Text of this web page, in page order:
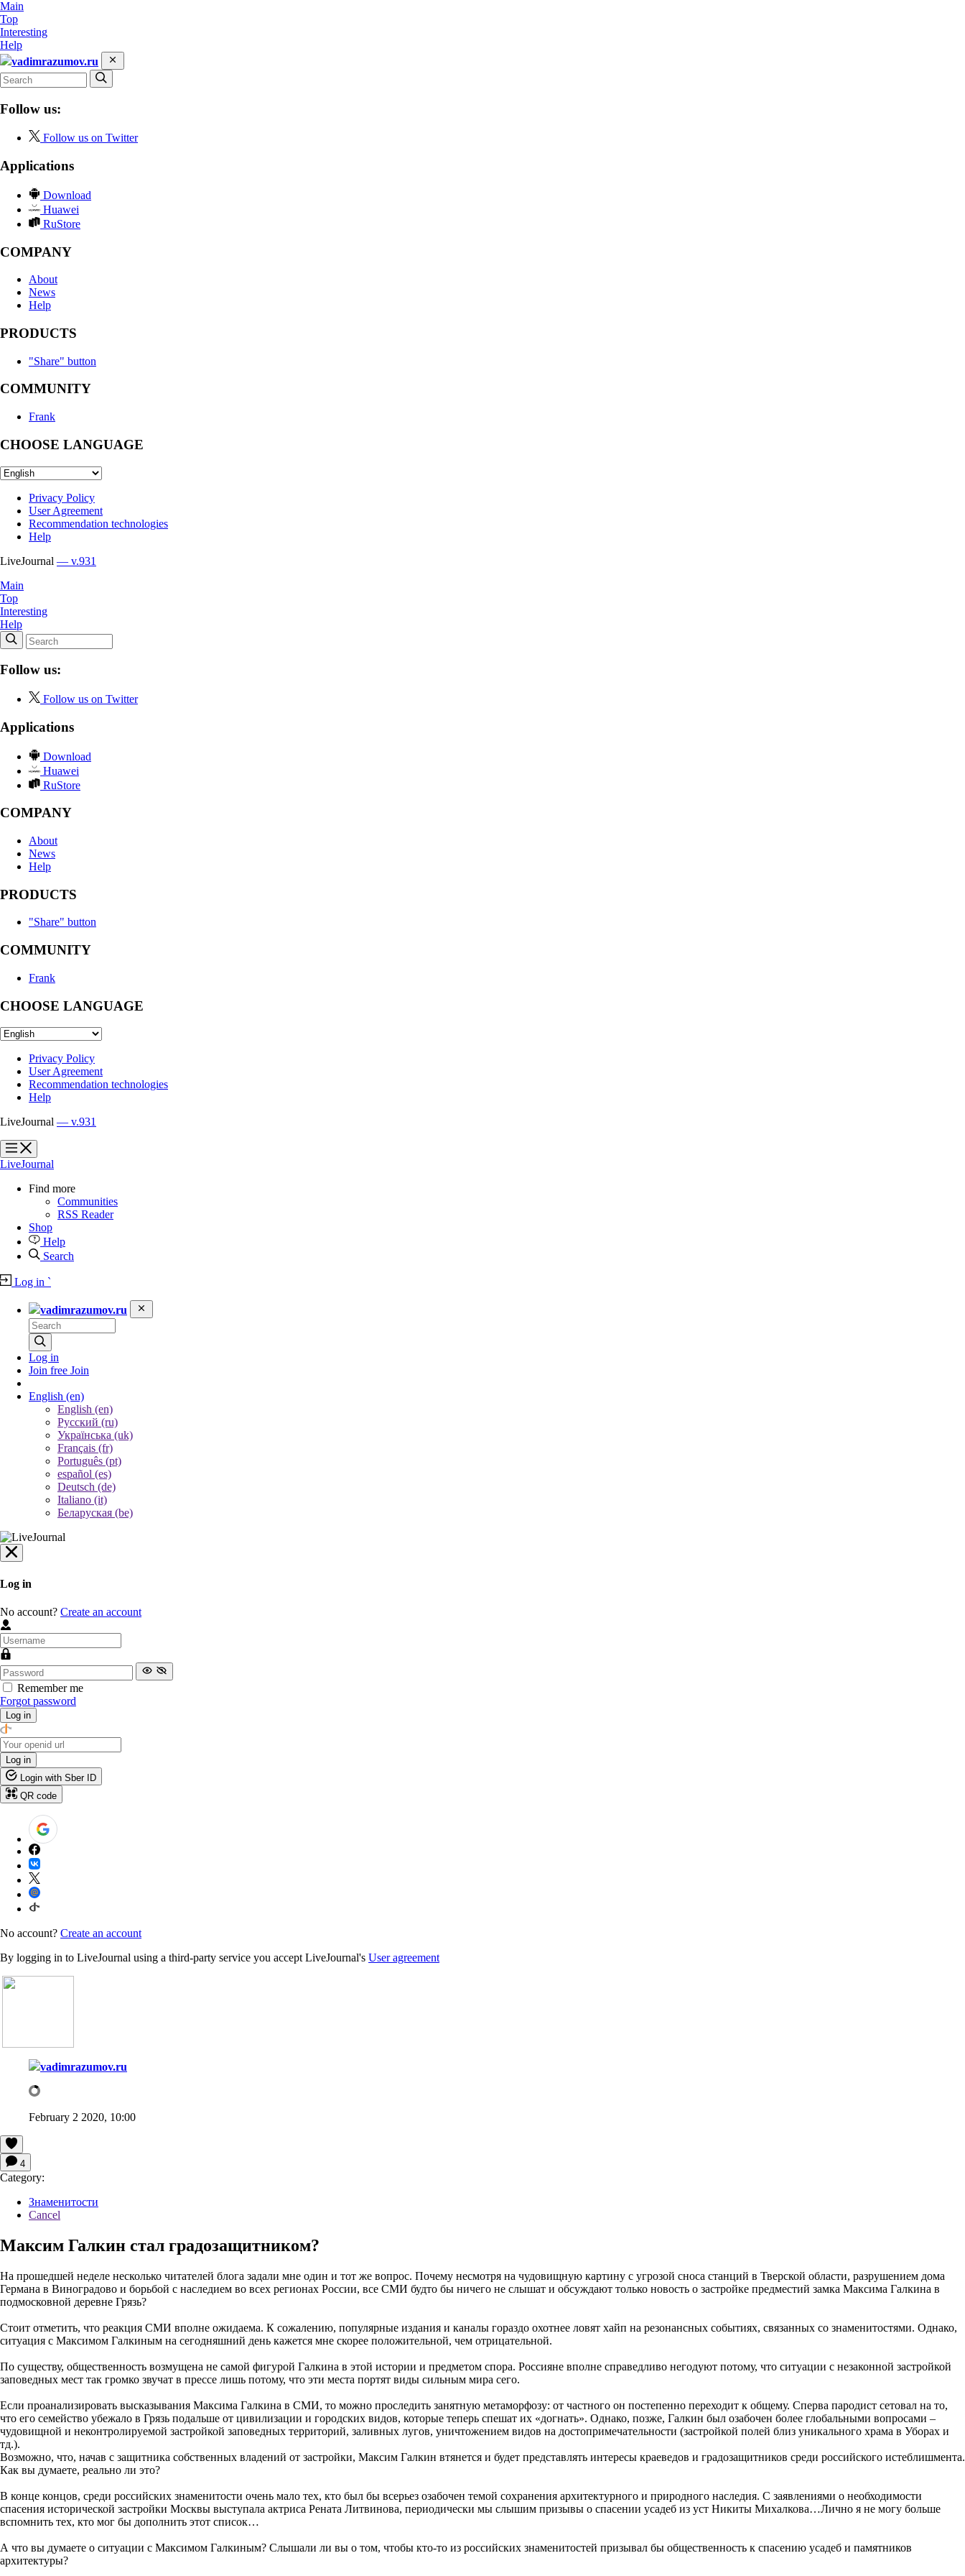
Main
Top
Interesting
Help
vadimrazumov.ru
Follow us:
Follow us on Twitter
Applications
Download
Huawei
RuStore
COMPANY
About
News
Help
PRODUCTS
"Share" button
COMMUNITY
Frank
CHOOSE LANGUAGE
Privacy Policy
User Agreement
Recommendation technologies
Help
LiveJournal — v.931
Main
Top
Interesting
Help
Follow us:
Follow us on Twitter
Applications
Download
Huawei
RuStore
COMPANY
About
News
Help
PRODUCTS
"Share" button
COMMUNITY
Frank
CHOOSE LANGUAGE
Privacy Policy
User Agreement
Recommendation technologies
Help
LiveJournal — v.931
?
?
LiveJournal
Find more
Communities
RSS Reader
Shop
Help
Search
Log in `
vadimrazumov.ru
Log in
Join free Join
English (en)
English (en)
Русский (ru)
Українська (uk)
Français (fr)
Português (pt)
español (es)
Deutsch (de)
Italiano (it)
Беларуская (be)
Log in
No account? Create an account
Remember me
Forgot password
Log in
Log in
Login with Sber ID
QR code
No account? Create an account
By logging in to LiveJournal using a third-party service you accept LiveJournal's User agreement
vadimrazumov.ru
February 2 2020, 10:00
4
Category:
Знаменитости
Cancel
Максим Галкин стал градозащитником?
На прошедшей неделе несколько читателей блога задали мне один и тот же вопрос. Почему несмотря на чудовищную картину с угрозой сноса станций в Тверской области, разрушением дома
Германа в Виноградово и борьбой с наследием во всех регионах России, все СМИ будто бы ничего не слышат и обсуждают только новость о застройке предместий замка Максима Галкина в
подмосковной деревне Грязь?
Стоит отметить, что реакция СМИ вполне ожидаема. К сожалению, популярные издания и каналы гораздо охотнее ловят хайп на резонансных событиях, связанных со знаменитостями. Однако,
ситуация с Максимом Галкиным на сегодняшний день кажется мне скорее положительной, чем отрицательной.
По существу, общественность возмущена не самой фигурой Галкина в этой истории и предметом спора. Россияне вполне справедливо негодуют потому, что ситуации с незаконной застройкой
заповедных мест так громко звучат в прессе лишь потому, что эти места портят виды сильным мира сего.
Если проанализировать высказывания Максима Галкина в СМИ, то можно проследить занятную метаморфозу: от частного он постепенно переходит к общему. Сперва пародист сетовал на то,
что его семейство убежало в Грязь подальше от цивилизации и городских видов, которые теперь спешат их «догнать». Однако, позже, Галкин был озабочен более глобальными вопросами –
чудовищной и неконтролируемой застройкой заповедных территорий, заливных лугов, уничтожением видов на достопримечательности (застройкой полей близ уникального храма в Уборах и
тд.).
Возможно, что, начав с защитника собственных владений от застройки, Максим Галкин втянется и будет представлять интересы краеведов и градозащитников среди российского истеблишмента.
Как вы думаете, реально ли это?
В конце концов, среди российских знаменитости очень мало тех, кто был бы всерьез озабочен темой сохранения архитектурного и природного наследия. С заявлениями о необходимости
спасения исторической застройки Москвы выступала актриса Рената Литвинова, периодически мы слышим призывы о спасении усадеб из уст Никиты Михалкова…Лично я не могу больше
вспомнить тех, кто мог бы дополнить этот список…
А что вы думаете о ситуации с Максимом Галкиным? Слышали ли вы о том, чтобы кто-то из российских знаменитостей призывал бы общественность к спасению усадеб и памятников
архитектуры?